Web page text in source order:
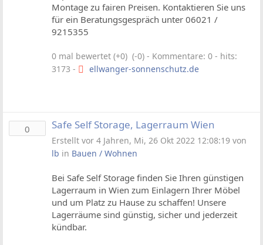
Montage zu fairen Preisen. Kontaktieren Sie uns
für ein Beratungsgespräch unter 06021 /
9215355
0 mal bewertet (+0) (-0)- Kommentare: 0 - hits:
3173 -
ellwanger-sonnenschutz.de
0 Safe Self Storage, Lagerraum Wien
Erstellt vor 4 Jahren, Mi, 26 Okt 2022 12:08:19 von
lb in Bauen / Wohnen
Bei Safe Self Storage finden Sie Ihren günstigen
Lagerraum in Wien zum Einlagern Ihrer Möbel
und um Platz zu Hause zu schaffen! Unsere
Lagerräume sind günstig, sicher und jederzeit
kündbar.